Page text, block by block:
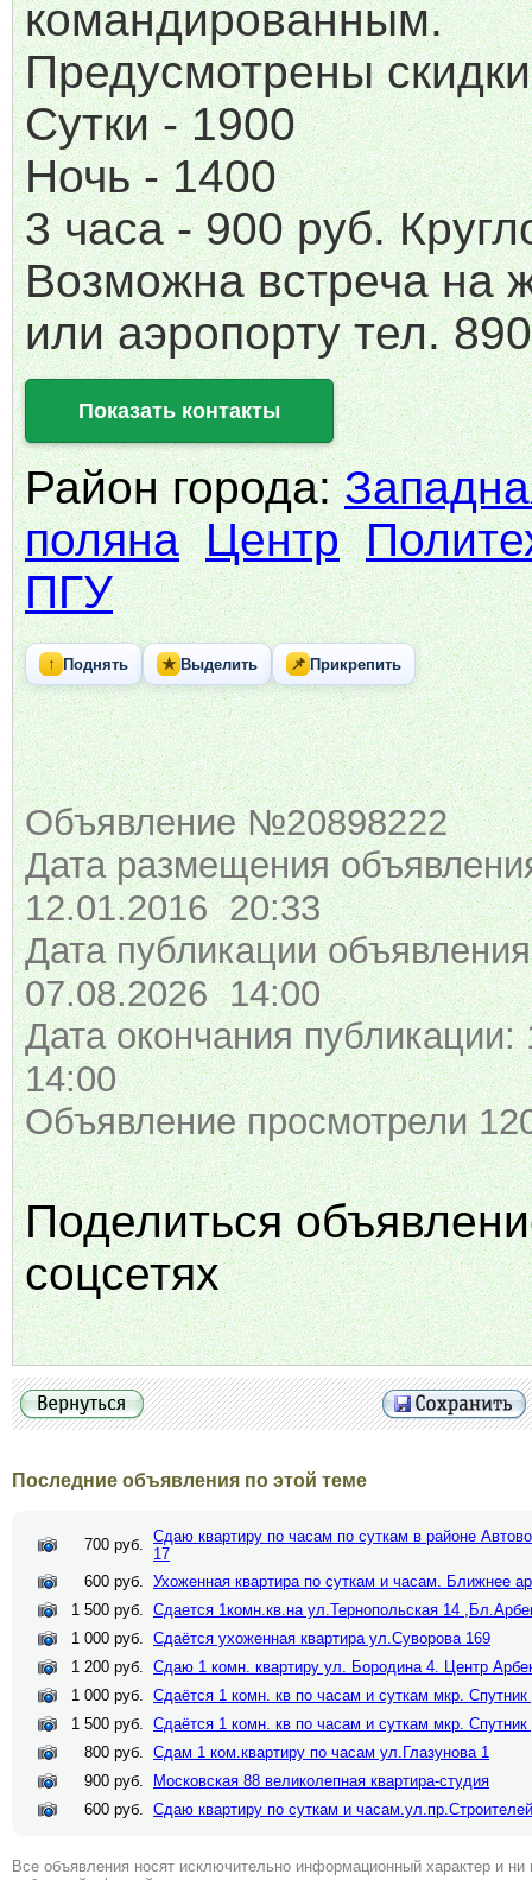
командированным.
Предусмотрены
Сутки - 1900
Ночь - 1400
3 часа - 900 руб.
Возможна встреча на
или аэропорту тел.
Показать контакты
Район города:
поляна Центр
ПГУ
↑ Поднять ★ Выделить 📌 Прикрепить
Объявление №20898222
Дата размещения
12.01.2016 20:33
Дата публикации
07.08.2026 14:00
Дата окончания публикации:
14:00
Объявление просмотрели
Поделиться
соцсетях
Последние объявления по этой теме
700 руб. Сдаю квартиру по часам по суткам в районе
17
600 руб. Ухоженная квартира по суткам и часам. Ближнее
1 500 руб. Сдается 1комн.кв.на ул.Тернопольская 14
1 000 руб. Сдаётся ухоженная квартира ул.Суворова 169
1 200 руб. Сдаю 1 комн. квартиру ул. Бородина 4. Центр
1 000 руб. Сдаётся 1 комн. кв по часам и суткам мкр.
1 500 руб. Сдаётся 1 комн. кв по часам и суткам мкр.
800 руб. Сдам 1 ком.квартиру по часам ул.Глазунова 1
900 руб.
Московская 88 великолепная квартира-студия
600 руб. Сдаю квартиру по суткам и
Все объявления носят исключительно информационный характер и ни